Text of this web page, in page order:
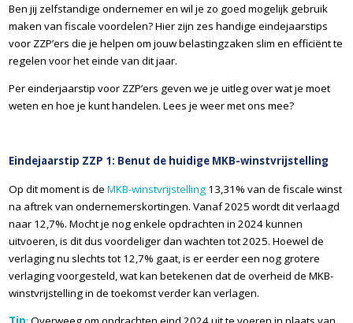
Ben jij zelfstandige ondernemer en wil je zo goed mogelijk gebruik
maken van fiscale voordelen? Hier zijn zes handige eindejaarstips
voor ZZP’ers die je helpen om jouw belastingzaken slim en efficiënt te
regelen voor het einde van dit jaar.
Per einderjaarstip voor ZZP’ers geven we je uitleg over wat je moet
weten en hoe je kunt handelen. Lees je weer met ons mee?
Eindejaarstip ZZP 1: Benut de huidige MKB-winstvrijstelling
Op dit moment is deMKB-winstvrijstelling 13,31% van de fiscale winst
na aftrek van ondernemerskortingen. Vanaf 2025 wordt dit verlaagd
naar 12,7%. Mocht je nog enkele opdrachten in 2024 kunnen
uitvoeren, is dit dus voordeliger dan wachten tot 2025. Hoewel de
verlaging nu slechts tot 12,7% gaat, is er eerder een nog grotere
verlaging voorgesteld, wat kan betekenen dat de overheid de MKB-
winstvrijstelling in de toekomst verder kan verlagen.